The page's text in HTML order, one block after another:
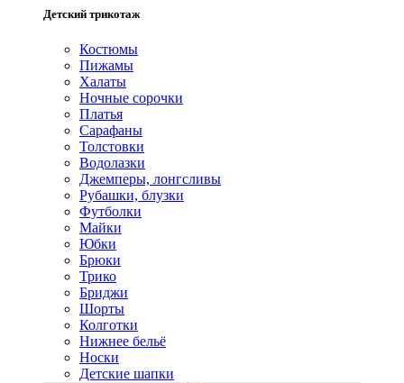
Детский трикотаж
Костюмы
Пижамы
Халаты
Ночные сорочки
Платья
Сарафаны
Толстовки
Водолазки
Джемперы, лонгсливы
Рубашки, блузки
Футболки
Майки
Юбки
Брюки
Трико
Бриджи
Шорты
Колготки
Нижнее бельё
Носки
Детские шапки